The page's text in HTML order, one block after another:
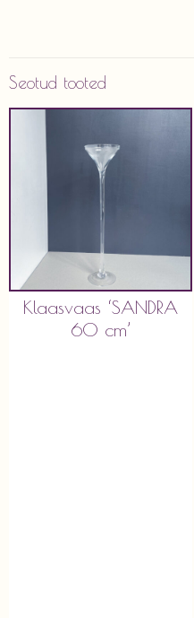
Seotud tooted
Klaasvaas ‘SANDRA
60 cm’